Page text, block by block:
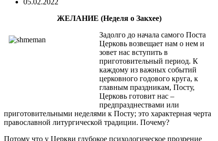
05.02.2022
ЖЕЛАНИЕ (Неделя о Закхее)
Задолго до начала самого Поста
Церковь возвещает нам о нем и
зовет нас вступить в
приготовительный период. К
каждому из важных событий
церковного годового круга, к
главным праздникам, Посту,
Церковь готовит нас –
предпразднествами или
приготовительными неделями к Посту; это характерная черта
православной литургической традиции. Почему?
Потому что у Церкви глубокое психологическое прозрение